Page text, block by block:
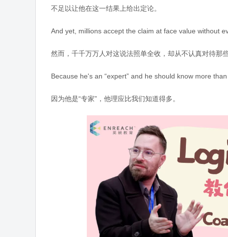
不足以让他在这一结果上给出定论。
And yet, millions accept the claim at face value without
然而，千千万万人对这说法照单全收，却从不认真对待那
Because he's an “expert” and he should know more than
因为他是“专家”，他理应比我们知道得多。